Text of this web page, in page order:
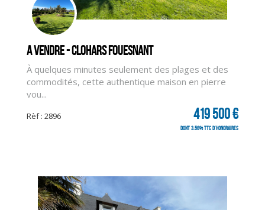
A vendre - CLOHARS FOUESNANT
À quelques minutes seulement des plages et des
commodités, cette authentique maison en pierre
vou...
Rèf : 2896 419 500 €
dont 3.58% TTC d'honoraires